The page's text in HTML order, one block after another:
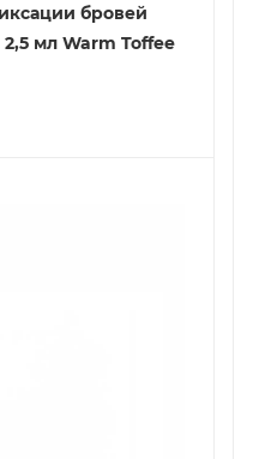
бровей
мл Warm Toffee